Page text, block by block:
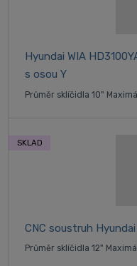
Hyundai WIA
s osou Y
Průměr sklíčidla 10"
CNC soustruh Hyundai
Průměr sklíčidla 12"
SKLAD